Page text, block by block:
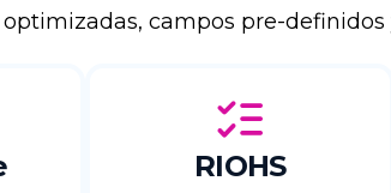
campos pre-
RIOHS